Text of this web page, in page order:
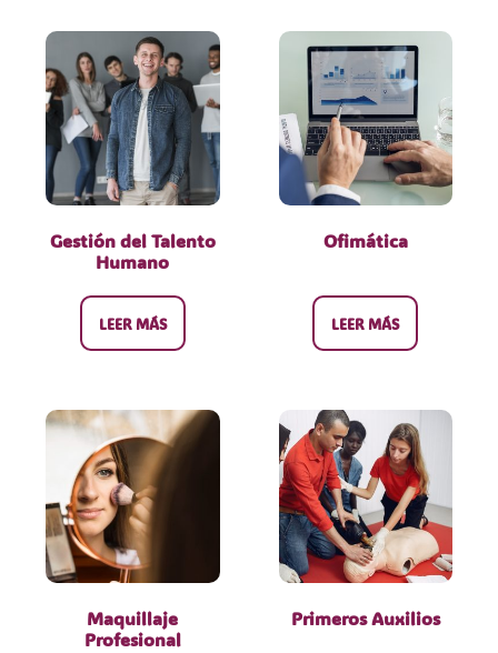
Gestión del Talento
Humano
LEER MÁS
Ofimática
LEER MÁS
Maquillaje
Profesional
Primeros Auxilios